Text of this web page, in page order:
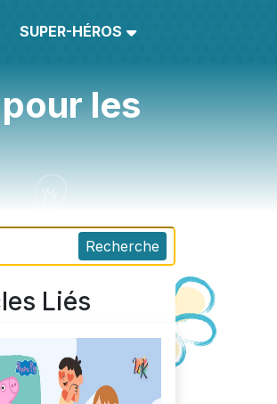
SUPER-HÉROS
les
Recherche
Liés